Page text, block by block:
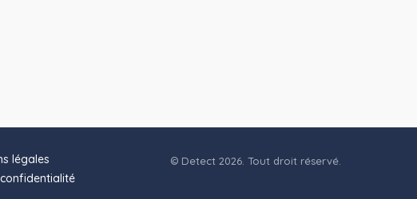
légales
© Detect 2026. Tout droit réservé.